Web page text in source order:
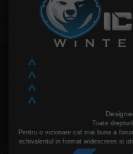
Toate
Pentru o vizionare cat mai buna a
echivalentul in format widescreen si